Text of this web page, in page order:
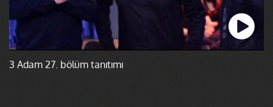
3 Adam 27. bölüm tanıtımı